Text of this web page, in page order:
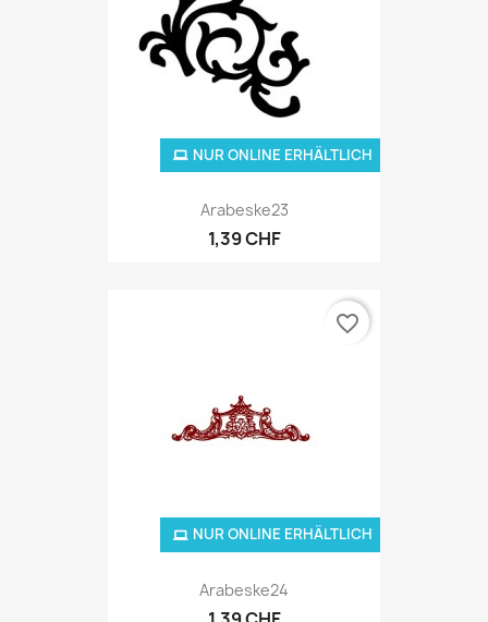
Arabeske23
1,39 CHF
NUR ONLINE ERHÄLTLICH
Arabeske24
NUR ONLINE ERHÄLTLICH
favorite_border